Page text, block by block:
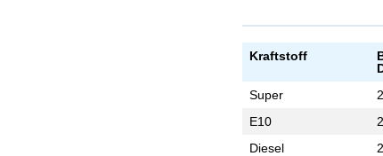
Kraftstoff
Super
E10
Diesel